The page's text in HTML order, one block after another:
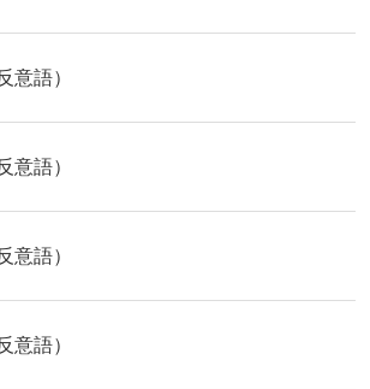
意語）
意語）
意語）
意語）